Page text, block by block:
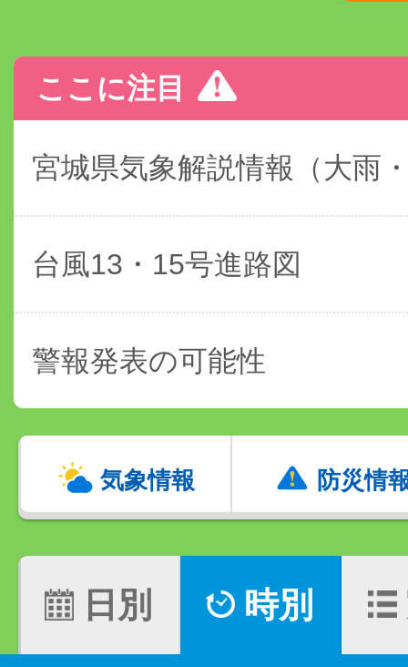
ここに注目
宮城県気象解説情報（大雨
台風13・15号進路図
警報発表の可能性
気象情報 防災情
日別 時別